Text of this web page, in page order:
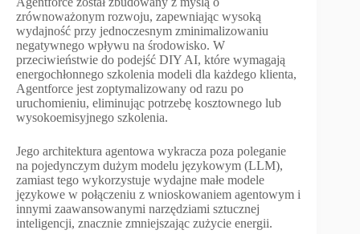
zrównoważonym rozwoju, zapewniając wysoką
wydajność przy jednoczesnym zminimalizowaniu
negatywnego wpływu na środowisko. W
przeciwieństwie do podejść DIY AI, które wymagają
energochłonnego szkolenia modeli dla każdego klienta,
Agentforce jest zoptymalizowany od razu po
uruchomieniu, eliminując potrzebę kosztownego lub
wysokoemisyjnego szkolenia.
Jego architektura agentowa wykracza poza poleganie
na pojedynczym dużym modelu językowym (LLM),
zamiast tego wykorzystuje wydajne małe modele
językowe w połączeniu z wnioskowaniem agentowym i
innymi zaawansowanymi narzędziami sztucznej
inteligencji, znacznie zmniejszając zużycie energii.